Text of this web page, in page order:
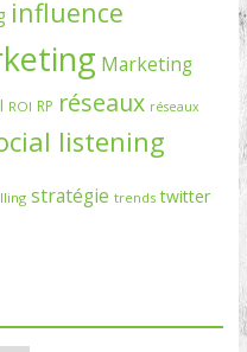
influence
Marketing
ROI RP réseaux réseaux
listening
stratégie trends twitter